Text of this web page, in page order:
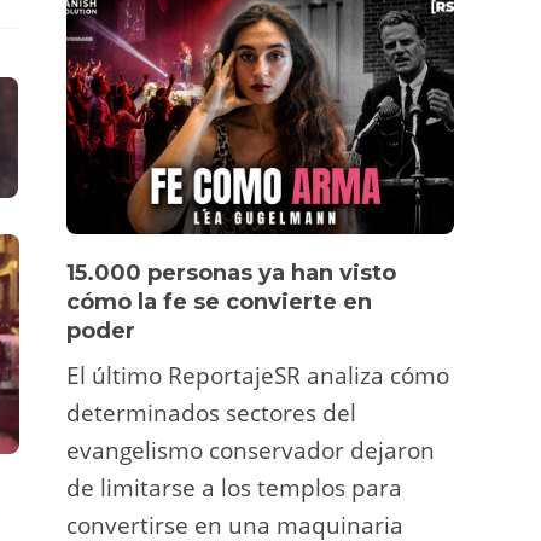
DESTACADA , POLÍTICA ESTATAL
15.000 personas ya han visto
cómo la fe se convierte en
poder
El último ReportajeSR analiza cómo
determinados sectores del
evangelismo conservador dejaron
de limitarse a los templos para
convertirse en una maquinaria